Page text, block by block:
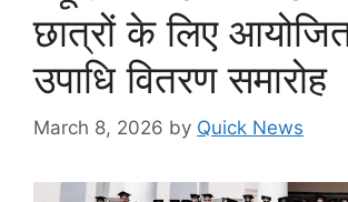
छात्रों के लिए
उपाधि वितरण समारोह
March 8, 2026 by Quick News